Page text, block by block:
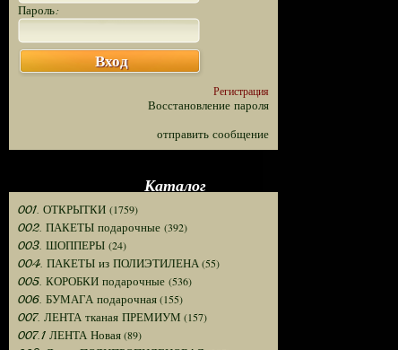
Пароль:
Вход
Регистрация
Восстановление пароля
отправить сообщение
Каталог
001. ОТКРЫТКИ (1759)
002. ПАКЕТЫ подарочные (392)
003. ШОППЕРЫ (24)
004. ПАКЕТЫ из ПОЛИЭТИЛЕНА(55)
005. КОРОБКИ подарочные (536)
006. БУМАГА подарочная(155)
007. ЛЕНТА тканая ПРЕМИУМ (157)
007.1 ЛЕНТА Новая(89)